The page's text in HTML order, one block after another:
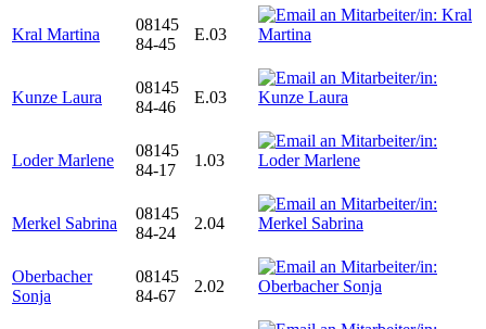
Kral Martina
08145
84-45
E.03
Kunze Laura
08145
84-46
E.03
Loder Marlene
08145
84-17
1.03
Merkel Sabrina
08145
84-24
2.04
Oberbacher
Sonja
08145
84-67
2.02